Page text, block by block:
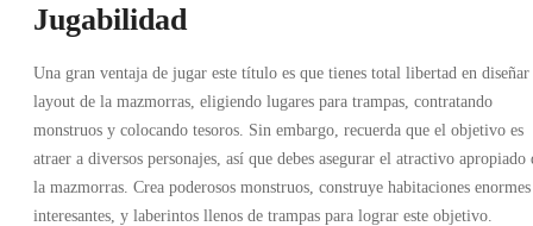
Jugabilidad
Una gran ventaja de jugar este título es que tienes total libertad en diseñar
layout de la mazmorras, eligiendo lugares para trampas, contratando
monstruos y colocando tesoros. Sin embargo, recuerda que el objetivo es
atraer a diversos personajes, así que debes asegurar el atractivo apropiado
la mazmorras. Crea poderosos monstruos, construye habitaciones enormes
interesantes, y laberintos llenos de trampas para lograr este objetivo.